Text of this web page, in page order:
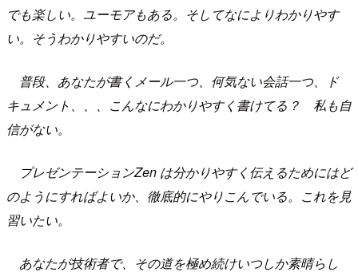
でも楽しい。ユーモアもある。そしてなによりわかりやす
い。そうわかりやすいのだ。
普段、あなたが書くメール一つ、何気ない会話一つ、ド
キュメント、、、こんなにわかりやすく書けてる？ 私も自
信がない。
プレゼンテーションZen は分かりやすく伝えるためにはど
のようにすればよいか、徹底的にやりこんでいる。これを見
習いたい。
あなたが技術者で、その道を極め続けいつしか素晴らし